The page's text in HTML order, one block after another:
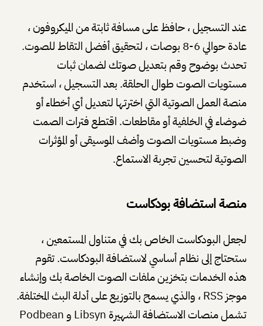
عند التسجيل ، حافظ على مسافة ثابتة من الميكروفون ،
عادة حوالي 6-8 بوصات ، لتحقيق أفضل التقاط للصوت.
تحدث بوضوح وقم بتعديل صوتك لضمان ثبات
مستويات الصوت طوال الحلقة. بعد التسجيل ، استخدم
منصة العمل الصوتية التي اخترتها لتعديل أي أخطاء أو
ضوضاء في الخلفية أو مقاطعات. اقتطع فترات الصمت
وضبط مستويات الصوت وأضف الموسيقى أو المؤثرات
الصوتية لتحسين تجربة الاستماع.
منصة استضافة بودكاست
لجعل البودكاست الخاص بك في متناول المستمعين ،
ستحتاج إلى نظام أساسي لاستضافة البودكاست. تقوم
هذه الخدمات بتخزين ملفات الصوت الخاصة بك وإنشاء
موجز RSS ، والذي يسمح بالتوزيع على أدلة البث المختلفة.
تشمل منصات الاستضافة الشهيرة Libsyn و Podbean